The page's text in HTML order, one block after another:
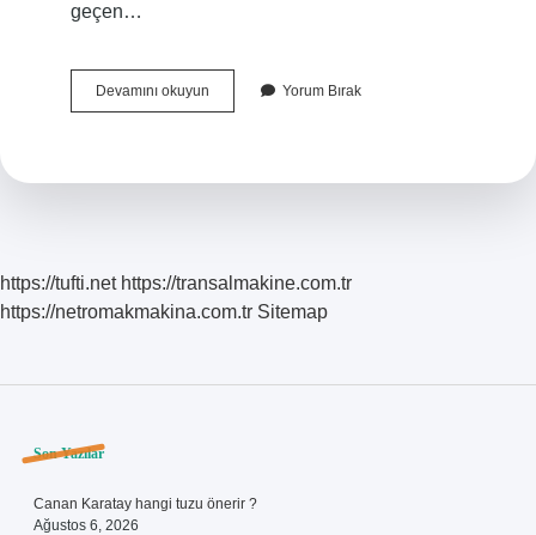
geçen…
Devamını okuyunAçılma
Olup
Yorum Bırak
https://tufti.net https://transalmakine.com.tr
https://netromakmakina.com.tr Sitemap
Sidebar
Son Yazılar
Canan Karatay hangi tuzu önerir ?
Ağustos 6, 2026